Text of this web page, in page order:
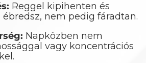
Reggel kipihenten és
nem pedig fáradtan.
Napközben nem
vagy koncentrációs